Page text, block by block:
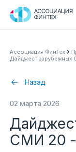
Ассоциация
Пресс-центр
Карьера
Контакты
Документы
Ассоциация ФинТех
Дайджест
Назад
02 марта 2026
СМИ 20 -